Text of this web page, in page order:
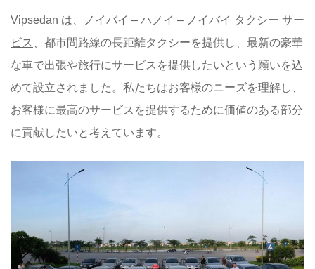
Vipsedan は、ノイバイ – ハノイ – ノイバイ タクシー サー
ビス
、都市間路線の長距離タクシーを提供し、最新の豪華
な車で出張や旅行にサービスを提供したいという願いを込
めて設立されました。私たちはお客様のニーズを理解し、
お客様に最高のサービスを提供するために価値のある部分
に貢献したいと考えています。